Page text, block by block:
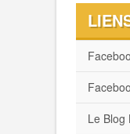
Le Blog